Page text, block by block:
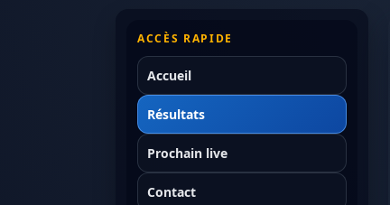
ACCÈS RAPIDE
Accueil
Résultats
Prochain live
Contact